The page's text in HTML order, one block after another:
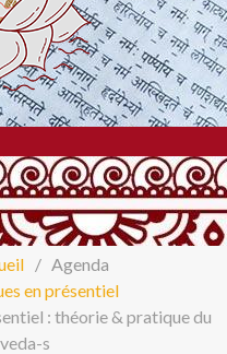
Agenda
en présentiel
: théorie & pratique du
s